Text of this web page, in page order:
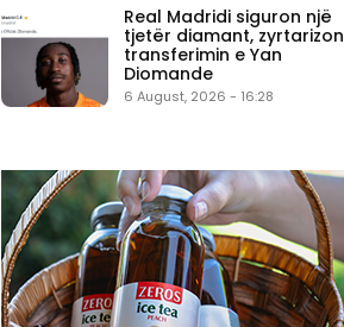
Real Madridi siguron një
tjetër diamant, zyrtarizon
transferimin e Yan
Diomande
6 August, 2026 - 16:28